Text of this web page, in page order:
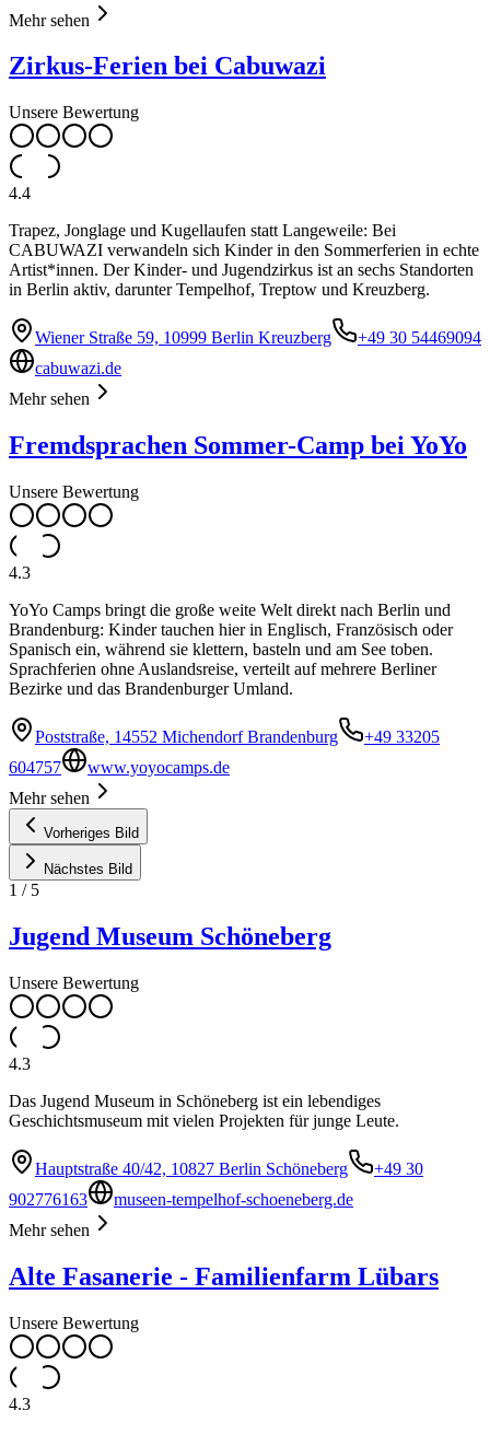
Mehr sehen
Zirkus-Ferien bei Cabuwazi
Unsere Bewertung
4.4
Trapez, Jonglage und Kugellaufen statt Langeweile: Bei
CABUWAZI verwandeln sich Kinder in den Sommerferien in echte
Artist*innen. Der Kinder- und Jugendzirkus ist an sechs Standorten
in Berlin aktiv, darunter Tempelhof, Treptow und Kreuzberg.
Wiener Straße 59, 10999 Berlin Kreuzberg
+49 30 54469094
cabuwazi.de
Mehr sehen
Fremdsprachen Sommer-Camp bei YoYo
Unsere Bewertung
4.3
YoYo Camps bringt die große weite Welt direkt nach Berlin und
Brandenburg: Kinder tauchen hier in Englisch, Französisch oder
Spanisch ein, während sie klettern, basteln und am See toben.
Sprachferien ohne Auslandsreise, verteilt auf mehrere Berliner
Bezirke und das Brandenburger Umland.
Poststraße, 14552 Michendorf Brandenburg
+49 33205
604757
www.yoyocamps.de
Mehr sehen
Vorheriges Bild
Nächstes Bild
1 / 5
Jugend Museum Schöneberg
Unsere Bewertung
4.3
Das Jugend Museum in Schöneberg ist ein lebendiges
Geschichtsmuseum mit vielen Projekten für junge Leute.
Hauptstraße 40/42, 10827 Berlin Schöneberg
+49 30
902776163
museen-tempelhof-schoeneberg.de
Mehr sehen
Alte Fasanerie - Familienfarm Lübars
Unsere Bewertung
4.3